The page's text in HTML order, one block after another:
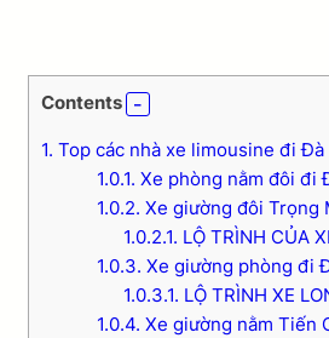
Contents
1. Top các nhà xe limousine đi Đà
1.0.1. Xe phòng nằm đôi đi
1.0.2. Xe giường đôi Trọng
1.0.2.1. LỘ TRÌNH CỦA
1.0.3. Xe giường phòng đi
1.0.3.1. LỘ TRÌNH XE
1.0.4. Xe giường nằm Tiến